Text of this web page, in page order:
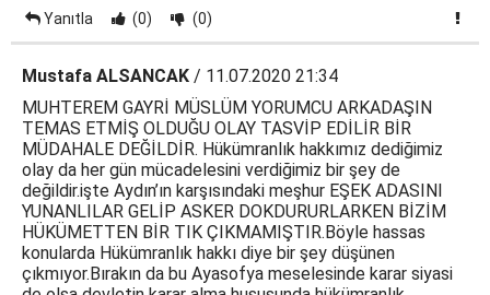
Yanıtla (0) (0)
Mustafa ALSANCAK / 11.07.2020 21:34
MUHTEREM GAYRİ MÜSLÜM YORUMCU ARKADAŞIN
TEMAS ETMİŞ OLDUĞU OLAY TASVİP EDİLİR BİR
MÜDAHALE DEĞİLDİR. Hükümranlık hakkımız dediğimiz
olay da her gün mücadelesini verdiğimiz bir şey de
değildir.işte Aydın’ın karşısındaki meşhur EŞEK ADASINI
YUNANLILAR GELİP ASKER DOKDURURLARKEN BİZİM
HÜKÜMETTEN BİR TIK ÇIKMAMIŞTIR.Böyle hassas
konularda Hükümranlık hakkı diye bir şey düşünen
çıkmıyor.Bırakın da bu Ayasofya meselesinde karar siyasi